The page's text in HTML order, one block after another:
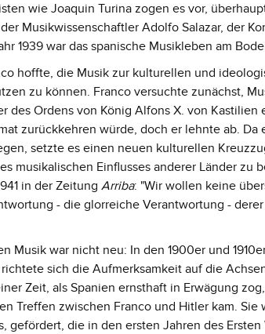
wie Joaquin Turina zogen es vor,
Musikwissenschaftler Adolfo Salazar, der
1939 war das spanische Musikleben am
hoffte, die Musik zur kulturellen und
zu können. Franco versuchte zunächst,
des Ordens von König Alfons X. von Kastilien
zurückkehren würde, doch er lehnte ab. Da
setzte es einen neuen kulturellen
musikalischen Einflusses anderer Länder zu
in der Zeitung Arriba: "Wir wollen keine
- die glorreiche Verantwortung -
Musik war nicht neu: In den 1900er und
sich die Aufmerksamkeit auf die
Zeit, als Spanien ernsthaft in Erwägung
Treffen zwischen Franco und Hitler kam. Sie
gefördert, die in den ersten Jahren des